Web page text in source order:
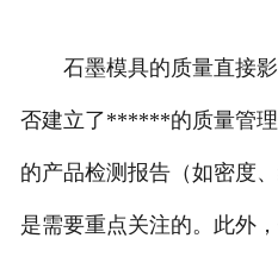
石墨模具的质量直接影
否建立了******的质量管
的产品检测报告（如密度
是需要重点关注的。此外